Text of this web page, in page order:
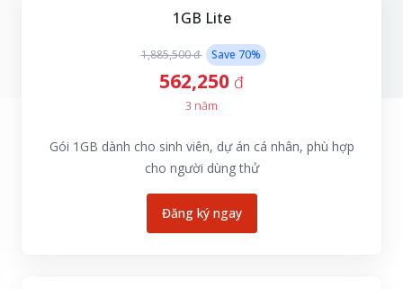
1GB Lite
1,885,500 đ Save 70%
562,250 đ
3 năm
Gói 1GB dành cho sinh viên, dự án cá nhân, phù hợp
cho người dùng thử
Đăng ký ngay